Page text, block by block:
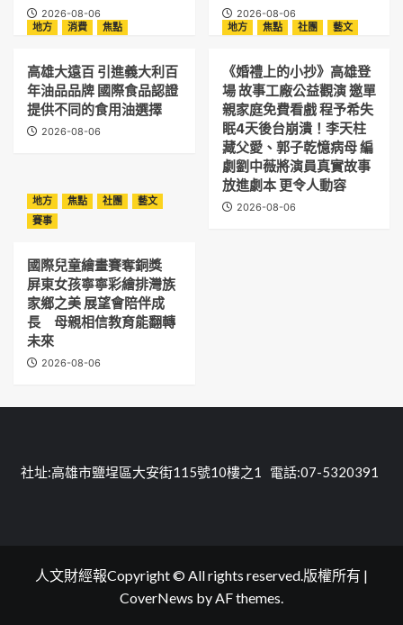
2026-08-06
2026-08-06
地方
消費 焦點
高雄大遠百 引進義大利百
年油品品牌 國際食品認證
提供不同的食用油選擇
2026-08-06
地方 焦點 社團 藝文
《婚禮上的小抄》高雄登
場 故事工廠公益觀演 邀單
親家庭免費看戲 程予希失
眠4天後台崩潰！李天柱
藏父愛、郭子乾憶病母 編
劇劉中薇將演員真實故事
放進劇本 更令人動容
2026-08-06
地方 焦點 社團
藝文
賽事
國際兒童繪畫賽奪銅獎
屏東女孩寧寧彩繪排灣族
家鄉之美 展望會陪伴成
長 母親相信教育能翻轉
未來
2026-08-06
社址:高雄市鹽埕區大安街115號10樓之1 電話:07-5320391
人文財經報Copyright © All rights reserved.版權所有 |
CoverNews by AF themes.